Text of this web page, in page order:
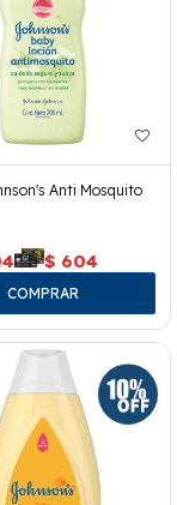
Anti Mosquito
$ 604